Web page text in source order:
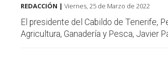
REDACCIÓN | Viernes, 25 de Marzo de 2022
El presidente del Cabildo de Tenerife,
Agricultura, Ganadería y Pesca, Javier